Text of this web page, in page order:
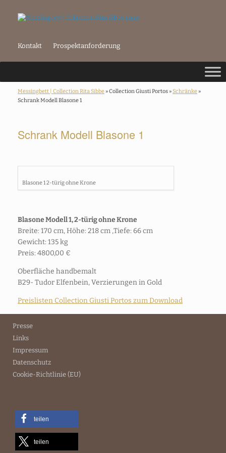
Kontakt Prospektanforderung
Messingbett | Collection Rita Sibbe» Collection Giusti Portos »Schränke»
Schrank Modell Blasone 1
Schrank Modell Blasone 1
Blasone 1 2-türig ohne Krone
Blasone Modell 1, 2-türig ohne Krone
Breite: 170 cm, Höhe: 218 cm ,Tiefe: 66 cm
Gewicht: 135 kg
Preis: 4800,00 €
Oberfläche handbemalt
B29- Tudor Elfenbein, Verzierungen in Gold
Preislisten Collection Giusti Portos zum Download
Presse
Links
Impressum
Datenschutz
Cookie-Richtlinie (EU)
teilen
teilen